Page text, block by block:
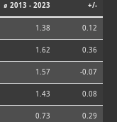
⌀ 2013 - 2023 +/-
1.38 0.12
1.62 0.36
1.57 -0.07
1.43 0.08
0.73 0.29